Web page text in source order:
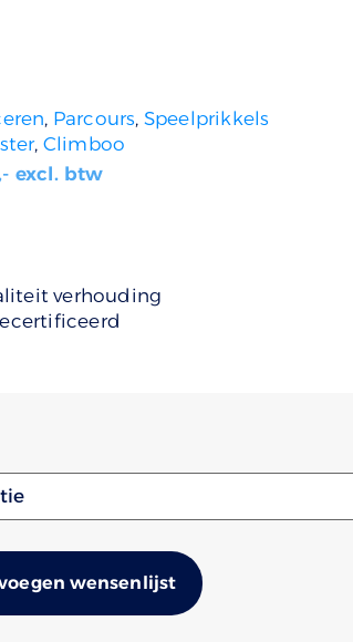
, Parcours, Speelprikkels
, Climboo
excl. btw
verhouding
wensenlijst